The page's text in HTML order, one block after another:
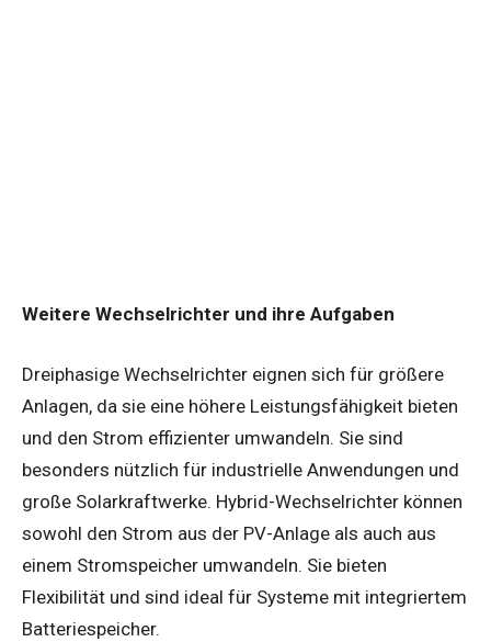
Weitere Wechselrichter und ihre Aufgaben
Dreiphasige Wechselrichter eignen sich für größere
Anlagen, da sie eine höhere Leistungsfähigkeit bieten
und den Strom effizienter umwandeln. Sie sind
besonders nützlich für industrielle Anwendungen und
große Solarkraftwerke. Hybrid-Wechselrichter können
sowohl den Strom aus der PV-Anlage als auch aus
einem Stromspeicher umwandeln. Sie bieten
Flexibilität und sind ideal für Systeme mit integriertem
Batteriespeicher.